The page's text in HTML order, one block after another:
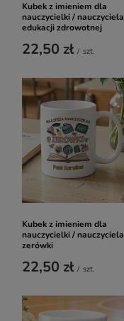
Kubek z imieniem dla
nauczycielki / nauczyciela
edukacji zdrowotnej
22,50 zł / szt.
Kubek z imieniem dla
nauczycielki / nauczyciela
zerówki
22,50 zł / szt.